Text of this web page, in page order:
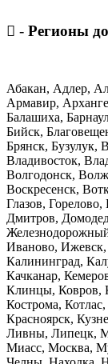
- Регионы
Абакан, Адлер,
Армавир,
Балашиха,
Бийск,
Брянск, Бузулук,
Владивосток,
Волгодонск,
Воскресенск,
Глазов,
Дмитров,
Иваново,
Калининград,
Качканар,
Клинцы, Ковров,
Кострома,
Красноярск,
Ливны, Липецк,
Миасс, Москва,